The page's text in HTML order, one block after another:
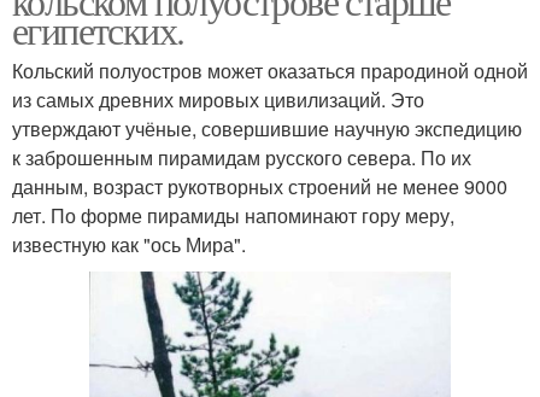
египетских.
Кольский полуостров может оказаться прародиной одной
из самых древних мировых цивилизаций. Это
утверждают учёные, совершившие научную экспедицию
к заброшенным пирамидам русского севера. По их
данным, возраст рукотворных строений не менее 9000
лет. По форме пирамиды напоминают гору меру,
известную как "ось Мира".